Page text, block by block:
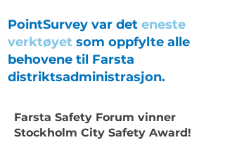
PointSurvey var det eneste
verktøyet som oppfylte alle
behovene til Farsta
distriktsadministrasjon.
Farsta Safety Forum vinner
Stockholm City Safety Award!